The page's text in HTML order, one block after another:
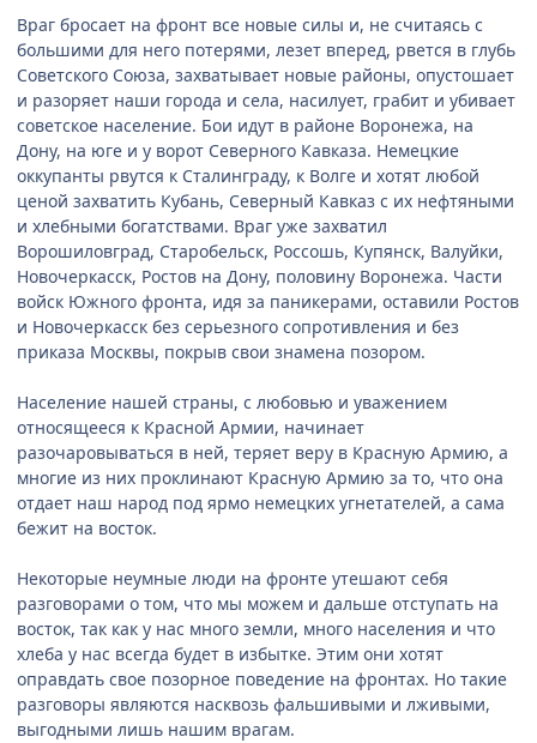
Враг бросает на фронт все новые силы и, не считаясь с
большими для него потерями, лезет вперед, рвется в глубь
Советского Союза, захватывает новые районы, опустошает
и разоряет наши города и села, насилует, грабит и убивает
советское население. Бои идут в районе Воронежа, на
Дону, на юге и у ворот Северного Кавказа. Немецкие
оккупанты рвутся к Сталинграду, к Волге и хотят любой
ценой захватить Кубань, Северный Кавказ с их нефтяными
и хлебными богатствами. Враг уже захватил
Ворошиловград, Старобельск, Россошь, Купянск, Валуйки,
Новочеркасск, Ростов на Дону, половину Воронежа. Части
войск Южного фронта, идя за паникерами, оставили Ростов
и Новочеркасск без серьезного сопротивления и без
приказа Москвы, покрыв свои знамена позором.
Население нашей страны, с любовью и уважением
относящееся к Красной Армии, начинает
разочаровываться в ней, теряет веру в Красную Армию, а
многие из них проклинают Красную Армию за то, что она
отдает наш народ под ярмо немецких угнетателей, а сама
бежит на восток.
Некоторые неумные люди на фронте утешают себя
разговорами о том, что мы можем и дальше отступать на
восток, так как у нас много земли, много населения и что
хлеба у нас всегда будет в избытке. Этим они хотят
оправдать свое позорное поведение на фронтах. Но такие
разговоры являются насквозь фальшивыми и лживыми,
выгодными лишь нашим врагам.